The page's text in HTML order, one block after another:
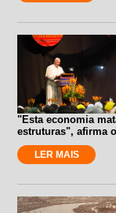
"Esta economia
estruturas", afirma
LER MAIS